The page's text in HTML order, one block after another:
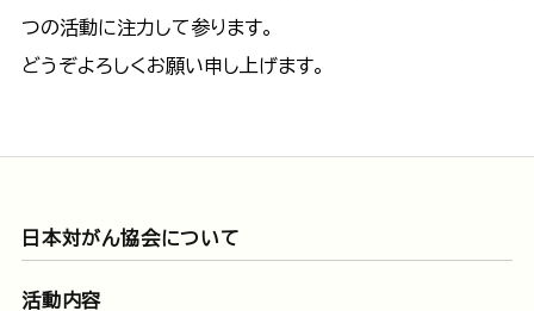
つの活動に注力して参ります。
どうぞよろしくお願い申し上げます。
日本対がん協会について
活動内容